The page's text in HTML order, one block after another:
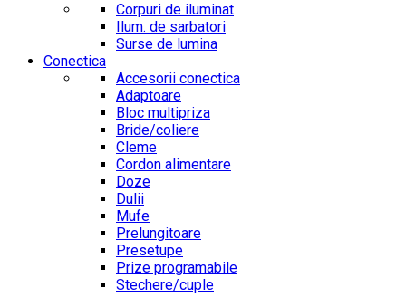
Corpuri de iluminat
Ilum. de sarbatori
Surse de lumina
Conectica
Accesorii conectica
Adaptoare
Bloc multipriza
Bride/coliere
Cleme
Cordon alimentare
Doze
Dulii
Mufe
Prelungitoare
Presetupe
Prize programabile
Stechere/cuple